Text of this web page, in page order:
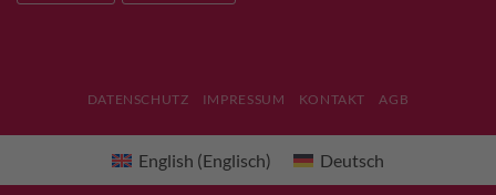
DATENSCHUTZ IMPRESSUM KONTAKT AGB
English (Englisch) Deutsch